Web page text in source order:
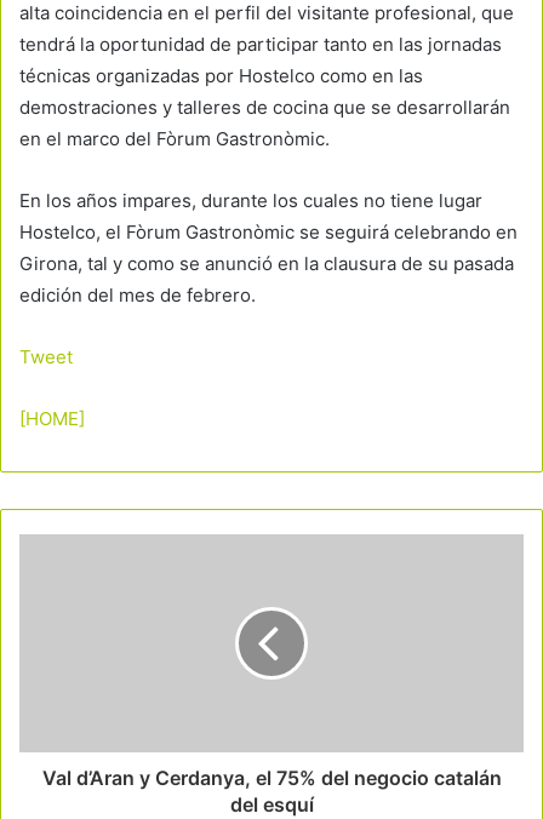
alta coincidencia en el perfil del visitante profesional, que
tendrá la oportunidad de participar tanto en las jornadas
técnicas organizadas por Hostelco como en las
demostraciones y talleres de cocina que se desarrollarán
en el marco del Fòrum Gastronòmic.
En los años impares, durante los cuales no tiene lugar
Hostelco, el Fòrum Gastronòmic se seguirá celebrando en
Girona, tal y como se anunció en la clausura de su pasada
edición del mes de febrero.
Tweet
[HOME]
Val d’Aran y Cerdanya, el 75% del negocio catalán
del esquí